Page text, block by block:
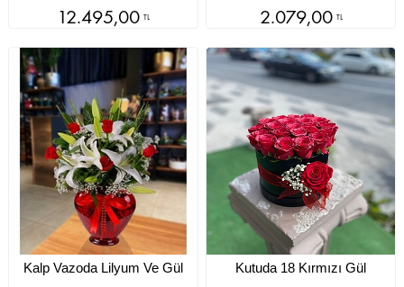
12.495,00 TL 2.079,00 TL
Kalp Vazoda Lilyum Ve Gül Kutuda 18 Kırmızı Gül